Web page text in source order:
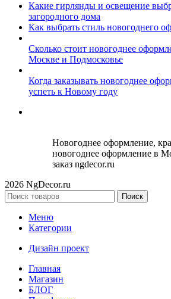
Какие гирлянды и освещение
загородного дома
Как выбрать стиль новогоднего
Сколько стоит новогоднее
Москве и Подмосковье
Когда заказывать новогоднее
успеть к Новому году
Новогоднее оформление,
новогоднее оформление в
заказ ngdecor.ru
2026 NgDecor.ru
Поиск
Меню
Категории
Дизайн проект
Главная
Магазин
БЛОГ